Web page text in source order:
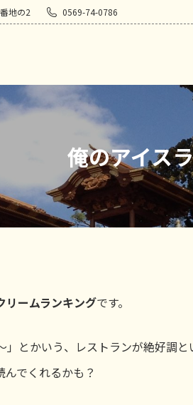
地の2 0569-74-0786
俺のアイス
リームランキングです。
とかいう、レストランが絶好調と
でくれるかも？